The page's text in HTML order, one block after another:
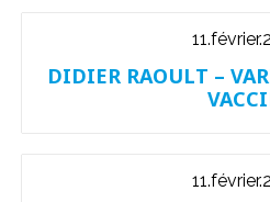
DIDIER RAOULT –